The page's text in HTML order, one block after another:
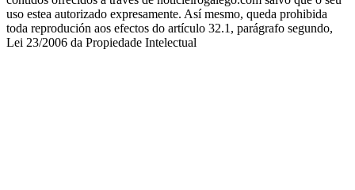
uso estea autorizado expresamente. Así mesmo, queda prohibida
toda reprodución aos efectos do artículo 32.1, parágrafo segundo,
Lei 23/2006 da Propiedade Intelectual